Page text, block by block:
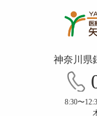
神奈川県
8:30〜